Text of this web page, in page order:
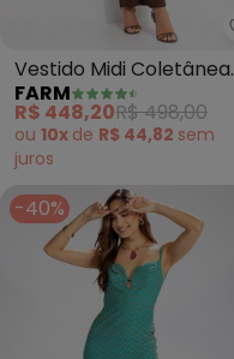
Vestido Midi Coletânea
Tropical (Marrom)
FARM
R$ 448,20R$ 498,00
ou 10x de R$ 44,82 sem
juros
-40%